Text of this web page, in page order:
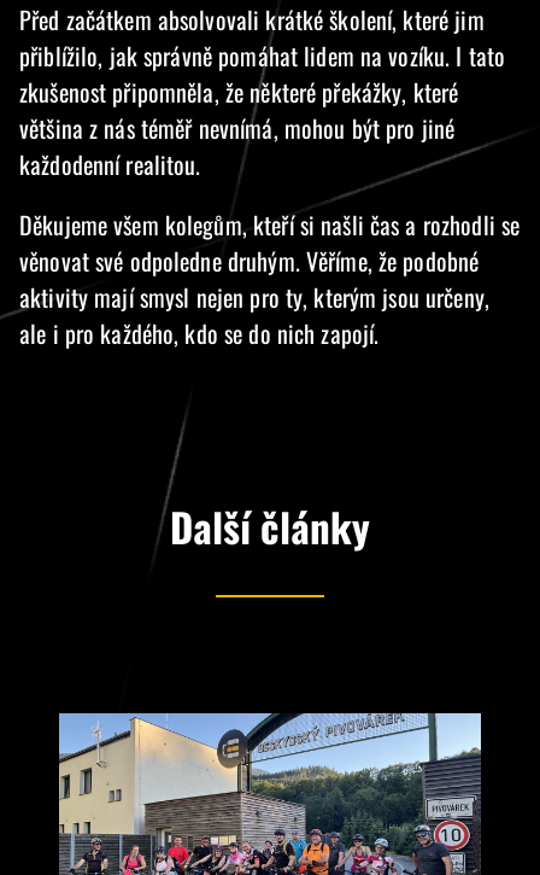
Před začátkem absolvovali krátké školení, které jim
přiblížilo, jak správně pomáhat lidem na vozíku. I tato
zkušenost připomněla, že některé překážky, které
většina z nás téměř nevnímá, mohou být pro jiné
každodenní realitou.
Děkujeme všem kolegům, kteří si našli čas a rozhodli se
věnovat své odpoledne druhým. Věříme, že podobné
aktivity mají smysl nejen pro ty, kterým jsou určeny,
ale i pro každého, kdo se do nich zapojí.
Další články